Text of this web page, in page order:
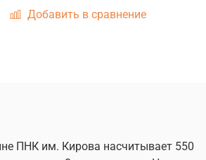
Добавить в сравнение
ПНК им. Кирова насчитывает 550